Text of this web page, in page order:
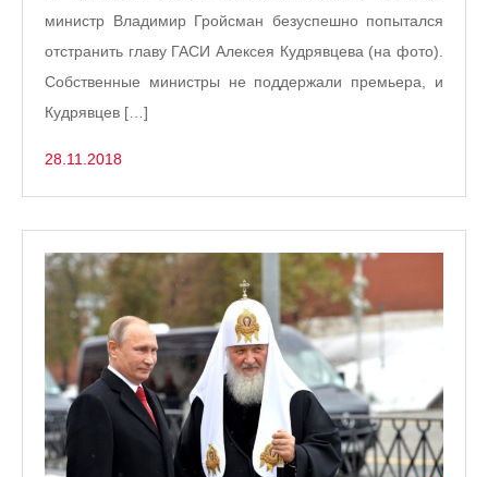
министр Владимир Гройсман безуспешно попытался
отстранить главу ГАСИ Алексея Кудрявцева (на фото).
Собственные министры не поддержали премьера, и
Кудрявцев […]
28.11.2018